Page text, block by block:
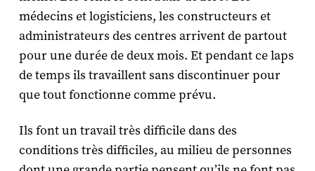
médecins et logisticiens, les constructeurs et
administrateurs des centres arrivent de partout
pour une durée de deux mois. Et pendant ce laps
de temps ils travaillent sans discontinuer pour
que tout fonctionne comme prévu.
Ils font un travail très difficile dans des
conditions très difficiles, au milieu de personnes